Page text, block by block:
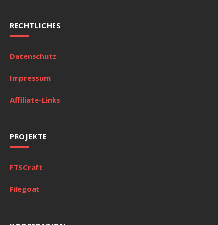
RECHTLICHES
Datenschutz
Impressum
Affiliate-Links
PROJEKTE
FTSCraft
Filegoat